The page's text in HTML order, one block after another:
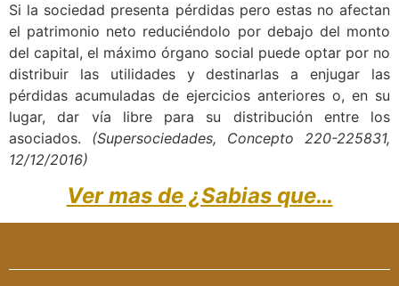
Si la sociedad presenta pérdidas pero estas no afectan
el patrimonio neto reduciéndolo por debajo del monto
del capital, el máximo órgano social puede optar por no
distribuir las utilidades y destinarlas a enjugar las
pérdidas acumuladas de ejercicios anteriores o, en su
lugar, dar vía libre para su distribución entre los
asociados. (Supersociedades, Concepto 220-225831,
12/12/2016)
Ver mas de ¿Sabias que…